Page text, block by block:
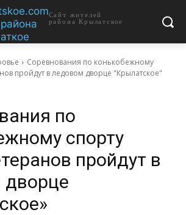
Сайт жителей
района Крылатское
Соревнования по конькобежному
пройдут в ледовом дворце "Крылатское"
по
спорту
пройдут в